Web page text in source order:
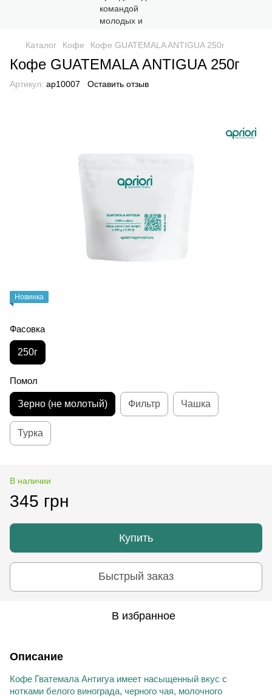
Каталог Кофе Кофе GUATEMALA ANTIGUA 250г
Кофе GUATEMALA ANTIGUA 250г
Артикул: ap10007 Оставить отзыв
Новинка
Фасовка
250г
Помол
Зерно (не молотый) Фильтр Чашка
Турка
В наличии
345 грн
Купить
Быстрый заказ
В избранное
Описание
Кофе Гватемала Антигуа имеет насыщенный вкус с
нотками белого винограда, черного чая, молочного